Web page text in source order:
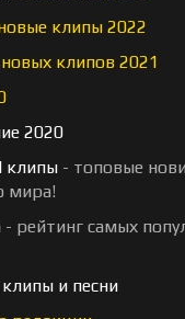
клипы 2022
клипов 2021
2020
клипы - топовые
мира!
- рейтинг самых
и песни